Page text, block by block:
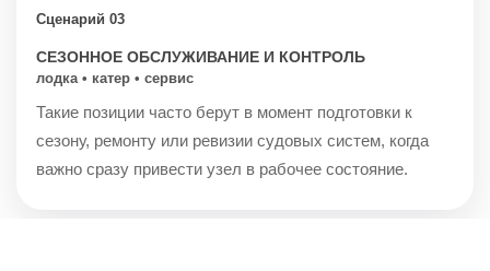
Сценарий 03
СЕЗОННОЕ ОБСЛУЖИВАНИЕ И КОНТРОЛЬ
лодка • катер • сервис
Такие позиции часто берут в момент подготовки к
сезону, ремонту или ревизии судовых систем, когда
важно сразу привести узел в рабочее состояние.